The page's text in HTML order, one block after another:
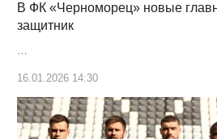
В ФК «Черноморец» новые
защитник
…
16.01.2026 14:30